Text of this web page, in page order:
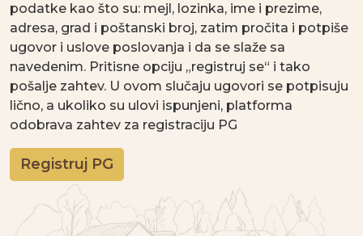
podatke kao što su: mejl, lozinka, ime i prezime,
adresa, grad i poštanski broj, zatim pročita i potpiše
ugovor i uslove poslovanja i da se slaže sa
navedenim. Pritisne opciju „registruj se“ i tako
pošalje zahtev. U ovom slučaju ugovori se potpisuju
lično, a ukoliko su ulovi ispunjeni, platforma
odobrava zahtev za registraciju PG
Registruj PG